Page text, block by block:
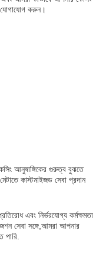
যোগাযোগ করুন।
আনুষাঙ্গিকের গুরুত্ব বুঝতে
কাস্টমাইজড সেবা প্রদান
এবং নির্ভরযোগ্য কর্মক্ষমতা
সেবা সঙ্গে,আমরা আপনার